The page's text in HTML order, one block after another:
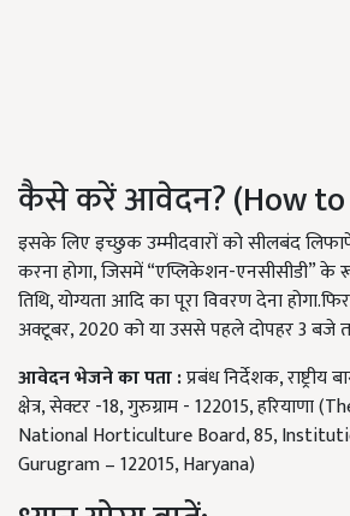
कैसे करें आवेदन? (How to
इसके लिए इच्छुक उम्मीदवारों को सीलबंद
करना होगा, जिसमें “एप्लिकेशन-एनसीसीडी” के
तिथि, योग्यता आदि का पूरा विवरण देना
अक्टूबर, 2020 को या उससे पहले दोपहर 3 बजे
आवेदनभेजनेकापता:प्रबंध निर्देशक, राष्ट्रीय
क्षेत्र, सेक्टर -18, गुरुग्राम - 122015, हरियाणा
National Horticulture Board, 85,
Gurugram – 122015, Haryana)